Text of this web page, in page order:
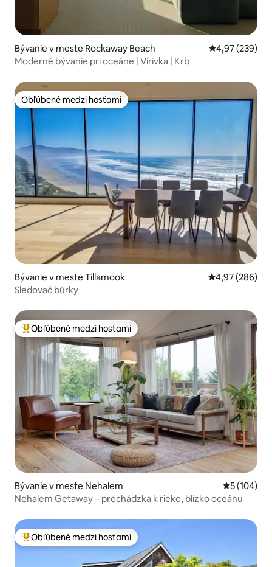
Bývanie v meste Rockaway Beach Priemerné
4,97 (239)
Moderné bývanie pri oceáne | Vírivka | Krb
Obľúbené medzi hosťami
Obľúbené medzi hosťami
Bývanie v meste Tillamook Priemerné
4,97 (286)
Sledovač búrky
Najobľúbenejšie medzi hosťami
Obľúbené medzi hosťami
Bývanie v meste Nehalem Priemerné
5 (104)
Nehalem Getaway – prechádzka k rieke, blízko oceánu
Najobľúbenejšie medzi hosťami
Obľúbené medzi hosťami